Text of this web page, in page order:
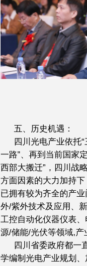
五、历史机遇：
四川光电产业依托
一路”、再到当前国家
西部大搬迁”，四川战
方面因素的大力加持
已拥有较为齐全的产
外/紫外技术及应用、
工控自动化仪器仪表
源/储能/光伏等领域,产
四川省委政府都一
学编制光电产业规划